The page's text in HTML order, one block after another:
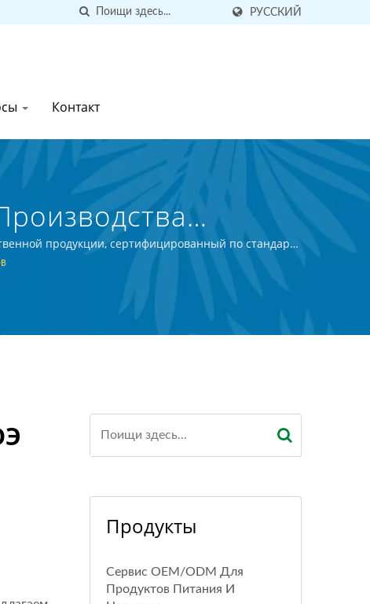
РУССКИЙ
Контакт
Food (Thai)
продукции, сертифицированный по стандарту
Продукты
Сервис OEM/ODM Для
Продуктов Питания И